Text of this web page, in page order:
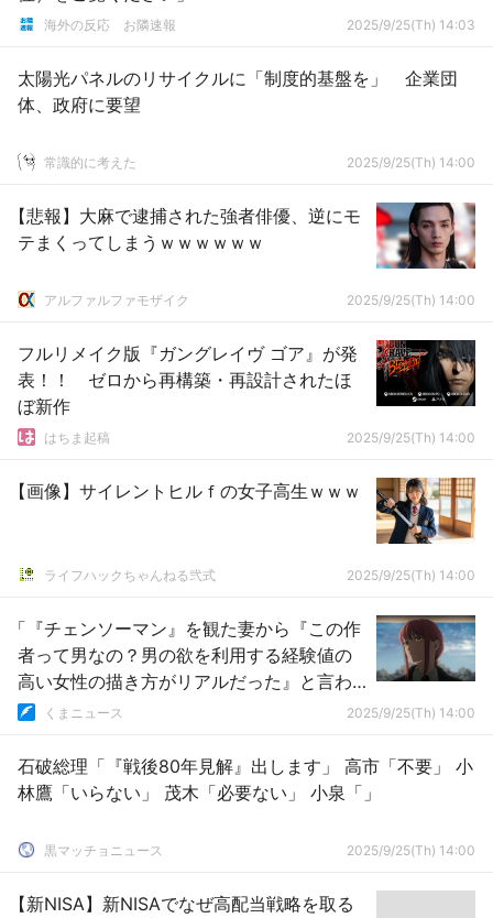
海外の反応 お隣速報 2025/9/25(Th) 14:03
太陽光パネルのリサイクルに「制度的基盤を」 企業団
体、政府に要望
常識的に考えた 2025/9/25(Th) 14:00
【悲報】大麻で逮捕された強者俳優、逆にモ
テまくってしまうｗｗｗｗｗｗ
アルファルファモザイク 2025/9/25(Th) 14:00
フルリメイク版『ガングレイヴ ゴア』が発
表！！ ゼロから再構築・再設計されたほ
ぼ新作
はちま起稿 2025/9/25(Th) 14:00
【画像】サイレントヒルｆの女子高生ｗｗｗ
ライフハックちゃんねる弐式 2025/9/25(Th) 14:00
「『チェンソーマン』を観た妻から『この作
者って男なの？男の欲を利用する経験値の
高い女性の描き方がリアルだった』と言わ
れて衝撃だった」
くまニュース 2025/9/25(Th) 14:00
石破総理「『戦後80年見解』出します」 高市「不要」 小
林鷹「いらない」 茂木「必要ない」 小泉「」
黒マッチョニュース 2025/9/25(Th) 14:00
【新NISA】新NISAでなぜ高配当戦略を取る